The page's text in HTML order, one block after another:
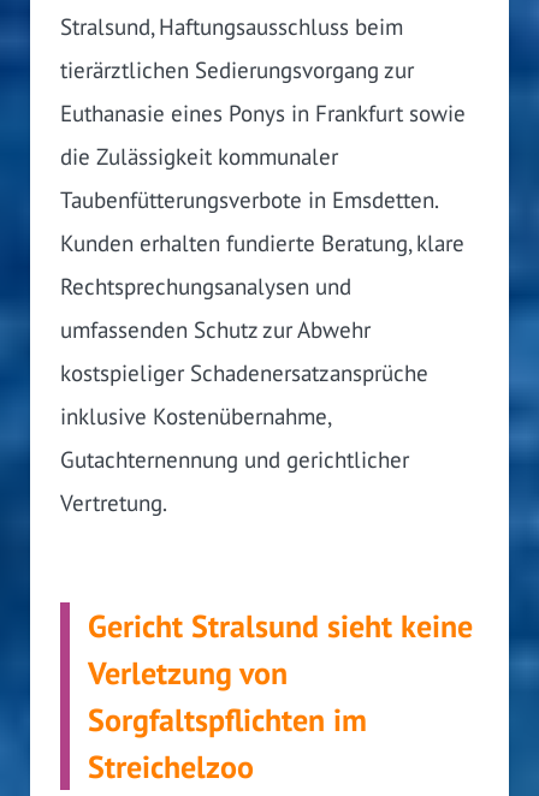
Stralsund, Haftungsausschluss beim
tierärztlichen Sedierungsvorgang zur
Euthanasie eines Ponys in Frankfurt sowie
die Zulässigkeit kommunaler
Taubenfütterungsverbote in Emsdetten.
Kunden erhalten fundierte Beratung, klare
Rechtsprechungsanalysen und
umfassenden Schutz zur Abwehr
kostspieliger Schadenersatzansprüche
inklusive Kostenübernahme,
Gutachternennung und gerichtlicher
Vertretung.
Gericht Stralsund sieht keine
Verletzung von
Sorgfaltspflichten im
Streichelzoo